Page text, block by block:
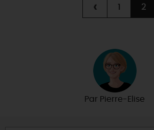
‹ 1 2
Par Pierre-Elise